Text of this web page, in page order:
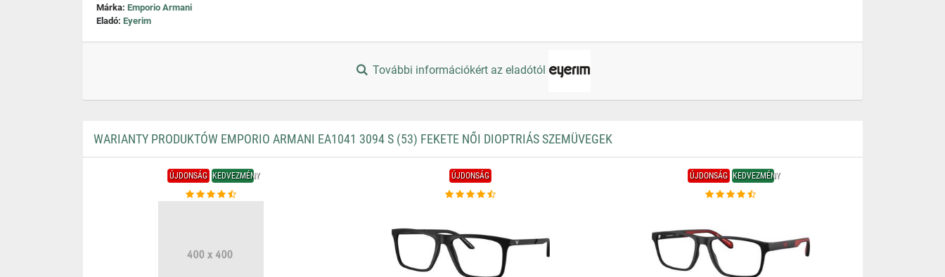
Márka: Emporio Armani
Eladó: Eyerim
További információkért az eladótól
WARIANTY PRODUKTÓW EMPORIO ARMANI EA1041 3094 S (53) FEKETE NŐI DIOPTRIÁS SZEMÜVEGEK
ÚJDONSÁG KEDVEZMÉNY ÚJDONSÁG ÚJDONSÁG KEDVEZMÉNY